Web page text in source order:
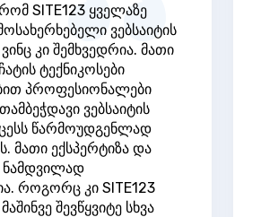
SITE123 ყველაზე
ვებსაიტის
კი შემხვედრია. მათი
ტექნიკოსები
პროფესიონალები
ვებსაიტის
წარმოუდგენლად
მათი ექსპერტიზა და
ნამდვილად
როგორც კი SITE123
შევწყვიტე სხვა